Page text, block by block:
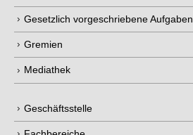
Gesetzlich vorgeschriebene Aufgaben
Gremien
Mediathek
Geschäftsstelle